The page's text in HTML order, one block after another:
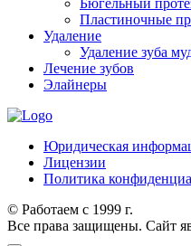
Бюгельный
Пластиночные
Удаление
Удаление зуба
Лечение зубов
Элайнеры
Юридическая
Лицензии
Политика
© Работаем с 1999 г.
Все права защищены. Сайт